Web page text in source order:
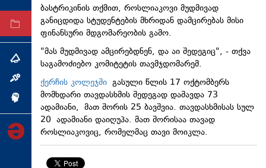
არქივი
თემა
ინტერვიუ
ინქვიზიცია
ბასტრიკინის თქმით, როსლიაკოვი მუდმივად
განიცდიდა სტუდენტების მხრიდან დამცირებას მისი
ფინანსური მდგომარეობის გამო.
"მას მუდმივად ამცირებდნენ, და აი შედეგიც", - თქვა
საგამოძიებო კომიტეტის თავმჯდომარემ.
ქერჩის კოლეჯში გასული წლის 17 ოქტომბერს
მომხდარი თავდასხმის შედეგად დაშავდა 73
ადამიანი, მათ შორის 25 ბავშვია. თავდასხმისას სულ
20 ადამიანი დაიღუპა. მათ შორისაა თავად
როსლიაკოვიც, რომელმაც თავი მოიკლა.